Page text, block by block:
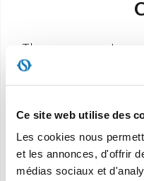
Ce site web utilise des
Les cookies nous
et les annonces, d'offrir
médias sociaux et
fascinant et moderne